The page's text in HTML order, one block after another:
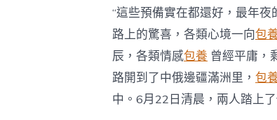
“這些預備實在都還好，最年
路上的驚喜，各類心境一向包
辰，各類情感包養 曾經平庸，
路開到了中俄邊疆滿洲里， 包
中。6月22日清晨，兩人踏上